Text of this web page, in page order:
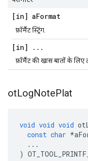
[in] aFormat
फ़ॉर्मैट स्ट्रिंग.
[in] . . .
फ़ॉर्मैट की खास बातों के लिए
otLogNotePlat
void void void
const char *
...
)